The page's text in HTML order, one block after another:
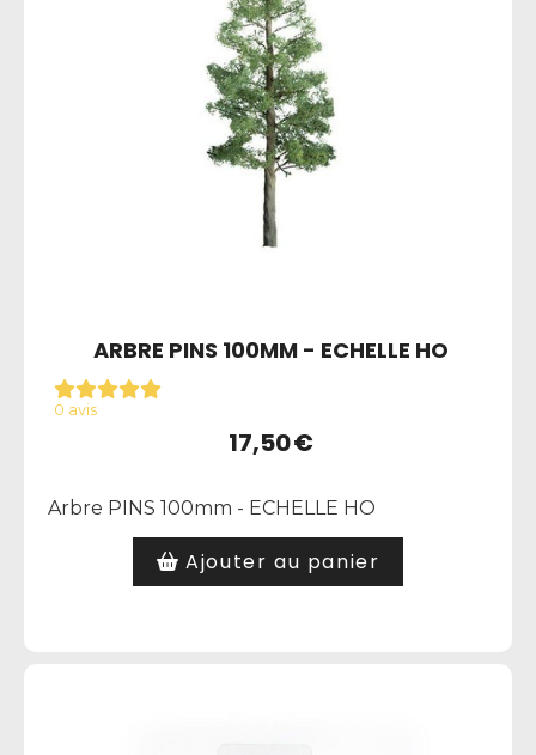
ARBRE PINS 100MM - ECHELLE HO
0 avis
17,50€
Arbre PINS 100mm - ECHELLE HO
Ajouter au panier